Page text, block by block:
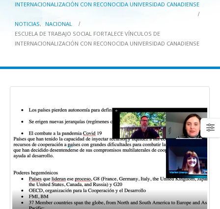
INTERNACIONALIZACIÓN CON RECONOCIDA UNIVERSIDAD CANADIENSE
NOTICIAS,
NACIONAL
ESCUELA DE TRABAJO SOCIAL FORTALECE VÍNCULOS DE
INTERNACIONALIZACIÓN CON RECONOCIDA UNIVERSIDAD CANADIENSE